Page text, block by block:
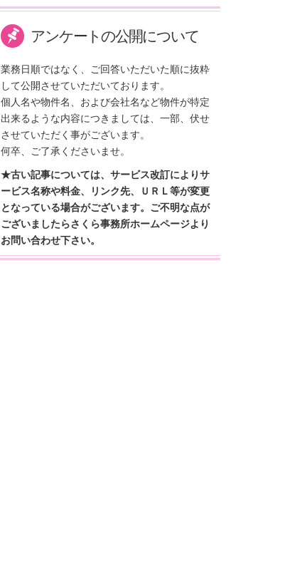
アンケートの公開について
業務日順ではなく、ご回答いただいた順に抜粋
して公開させていただいております。
個人名や物件名、および会社名など物件が特定
出来るような内容につきましては、一部、伏せ
させていただく事がございます。
何卒、ご了承くださいませ。
★古い記事については、サービス改訂によりサ
ービス名称や料金、リンク先、ＵＲＬ等が変更
となっている場合がございます。ご不明な点が
ございましたらさくら事務所ホームページより
お問い合わせ下さい。